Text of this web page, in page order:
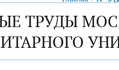
ТРУДЫ